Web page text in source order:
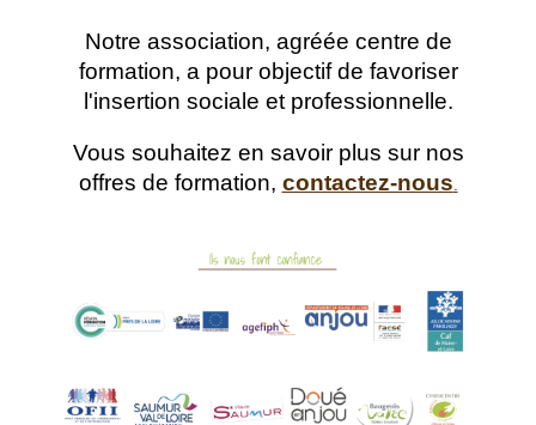
Notre association, agréée centre de
formation, a pour objectif de favoriser
l'insertion sociale et professionnelle.
Vous souhaitez en savoir plus sur nos
offres de formation, contactez-nous